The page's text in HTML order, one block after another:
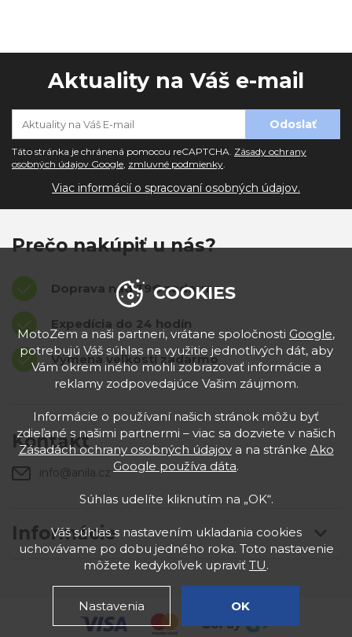
Aktuality na Váš e-mail
Táto stránka je chránená pomocou reCAPTCHA. Zásady ochrany
osobných údajov Google, zmluvné podmienky.
Viac informácií o spracovaní osobných údajov.
Prečo nakúpiť u nás?
Doprava nad 39€ zadarmo
Expedícia do 24 hodín
Výmena veľkostí zadarmo
Informácie
Kontakt
info@anila.cz
COOKIES
MotoZem a naši partneri, vrátane spoločnosti Google,
potrebujú Váš súhlas na využitie jednotlivých dát, aby
Vám okrem iného mohli zobrazovať informácie a
reklamy zodpovedajúce Vašim záujmom.
Informácie o používaní našich stránok môžu byť
zdieľané s našimi partnermi – viac sa dozviete v našich
Zásadách ochrany osobných údajova na stránke Ako
Google používa dáta.
Súhlas udelíte kliknutím na „OK“.
Váš súhlas s nastavením ukladania cookies
uchovávame po dobu jedného roka. Toto nastavenie
môžete kedykoľvek upraviť TU.
Nastavenia OK